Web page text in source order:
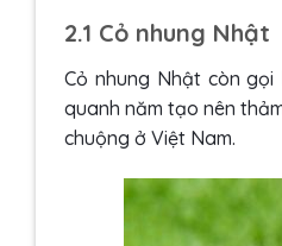
2.1 Cỏ nhung Nhật
Cỏ nhung Nhật còn
quanh năm tạo nên
chuộng ở Việt Nam.